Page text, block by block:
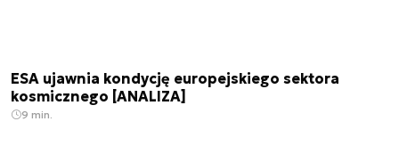
ESA ujawnia kondycję europejskiego sektora
kosmicznego [ANALIZA]
9 min.